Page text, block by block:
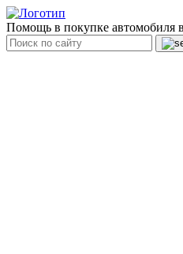
Помощь в покупке автомобиля